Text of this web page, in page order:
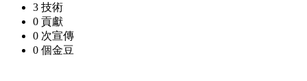
3 技術
0 貢獻
0 次宣傳
0 個金豆